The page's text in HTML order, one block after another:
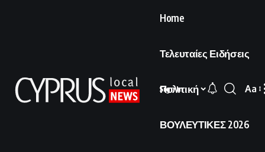
Home
Τελευταίες Ειδήσεις
Πολιτική
ΒΟΥΛΕΥΤΙΚΕΣ 2026
Sign In
Font
Aa